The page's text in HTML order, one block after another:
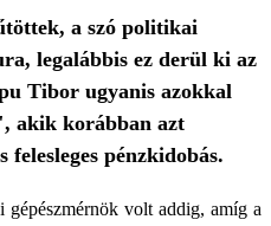
a szó politikai
legalábbis ez derül ki az
Tibor ugyanis azokkal
akik korábban azt
pénzkidobás.
volt addig, amíg a